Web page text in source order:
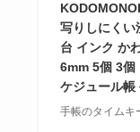
写りしにくい
台 インク か
6mm 5個 3
ケジュール帳
手帳のタイムキ